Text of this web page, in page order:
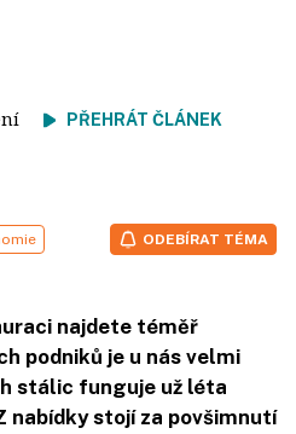
PŘEHRÁT ČLÁNEK
ODEBÍRAT TÉMA
najdete téměř
podniků je u nás velmi
stálic funguje už léta
nabídky stojí za povšimnutí